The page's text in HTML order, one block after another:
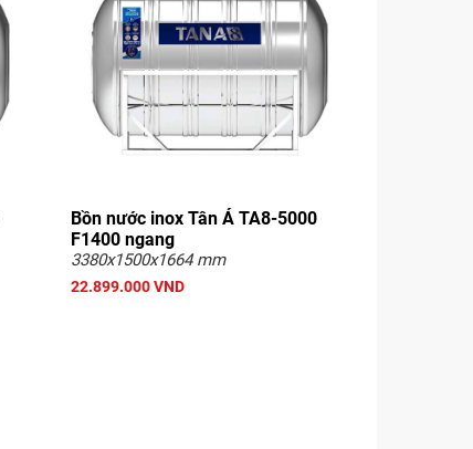
Bồn nước inox Tân Á TA8-5000
F1400 ngang
3380x1500x1664 mm
22.899.000 VND